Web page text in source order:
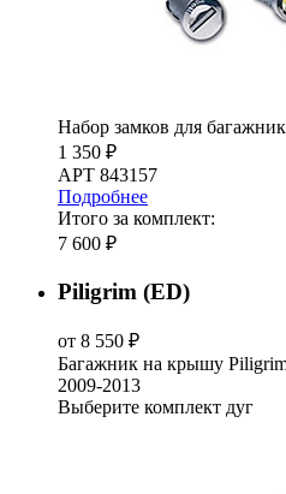
Набор замков для
1 350 ₽
АРТ 843157
Подробнее
Итого за комплект:
7 600 ₽
Piligrim (ED)
от 8 550 ₽
Багажник на крышу
2009-2013
Выберите комплект дуг